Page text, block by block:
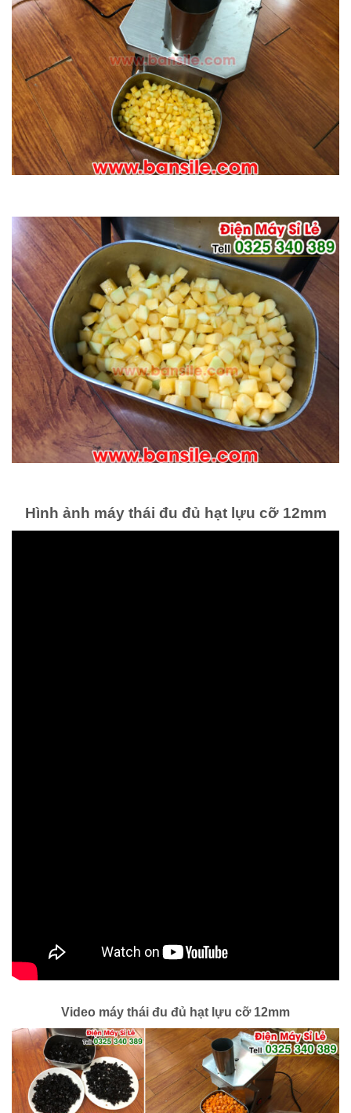
Hình ảnh máy thái đu đủ hạt lựu cỡ 12mm
Video máy thái đu đủ hạt lựu cỡ 12mm